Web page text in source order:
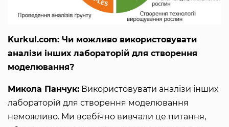
Kurkul.com: Чи можливо використовувати
аналізи інших лабораторій для створення
моделювання?
Микола Панчук: Використовувати аналізи інших
лабораторій для створення моделювання
неможливо. Ми всебічно вивчали це питання,